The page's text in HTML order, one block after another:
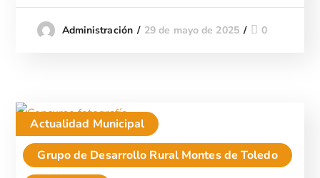
Administración 29 de mayo de 2025 0
Actualidad Municipal
Grupo de Desarrollo Rural Montes de Toledo